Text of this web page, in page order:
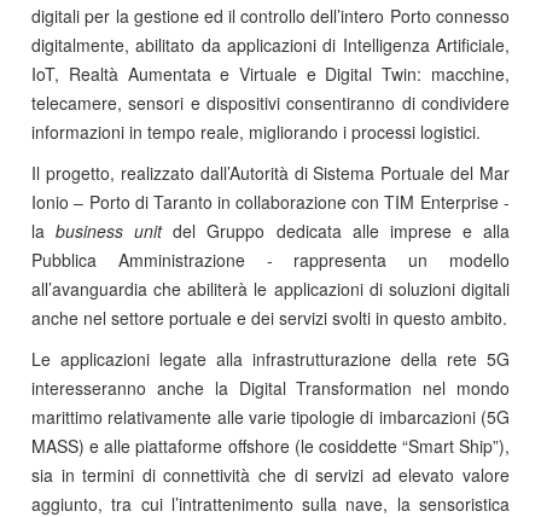
digitali per la gestione ed il controllo dell’intero Porto connesso
digitalmente, abilitato da applicazioni di Intelligenza Artificiale,
IoT, Realtà Aumentata e Virtuale e Digital Twin: macchine,
telecamere, sensori e dispositivi consentiranno di condividere
informazioni in tempo reale, migliorando i processi logistici.
Il progetto, realizzato dall’Autorità di Sistema Portuale del Mar
Ionio – Porto di Taranto in collaborazione con TIM Enterprise -
labusiness unitdel Gruppo dedicata alle imprese e alla
Pubblica Amministrazione - rappresenta un modello
all’avanguardia che abiliterà le applicazioni di soluzioni digitali
anche nel settore portuale e dei servizi svolti in questo ambito.
Le applicazioni legate alla infrastrutturazione della rete 5G
interesseranno anche la Digital Transformation nel mondo
marittimo relativamente alle varie tipologie di imbarcazioni (5G
MASS) e alle piattaforme offshore (le cosiddette “Smart Ship”),
sia in termini di connettività che di servizi ad elevato valore
aggiunto, tra cui l’intrattenimento sulla nave, la sensoristica